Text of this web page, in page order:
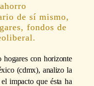
de sí mismo,
fondos de
con horizonte
(cdmx), analizo la
impacto que ésta ha